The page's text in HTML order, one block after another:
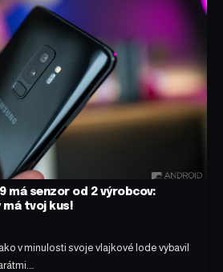
má senzor od 2 výrobcov:
tvoj kus!
v minulosti svoje vlajkové lode vybavil